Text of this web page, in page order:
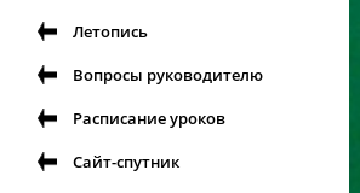
Летопись
Вопросы руководителю
Расписание уроков
Сайт-спутник